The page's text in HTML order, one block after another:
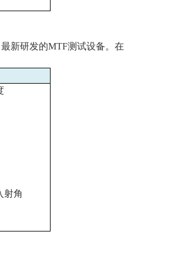
新研发的MTF测试设备。在
射角